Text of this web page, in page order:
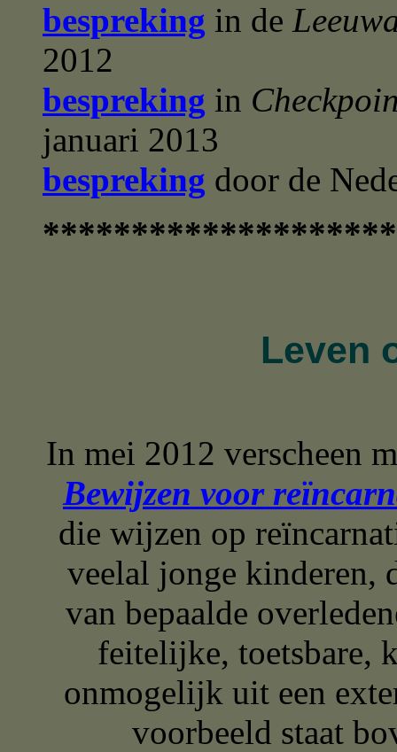
bespreking in de
2012
bespreking in
januari 2013
bespreking door de
Leven
In mei 2012 verscheen
Bewijzen voor
die wijzen op
veelal jonge kinderen,
van bepaalde
feitelijke, toetsbare,
onmogelijk uit een
voorbeeld staat